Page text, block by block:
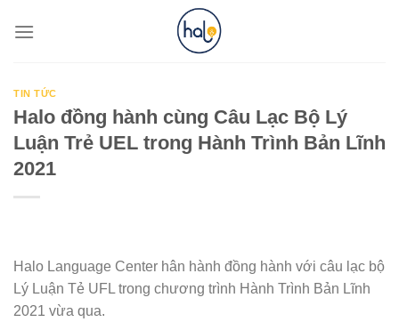
TIN TỨC
Halo đồng hành cùng Câu Lạc Bộ Lý
Luận Trẻ UEL trong Hành Trình Bản Lĩnh
2021
Halo Language Center hân hành đồng hành với câu lạc bộ
Lý Luận Tẻ UFL trong chương trình Hành Trình Bản Lĩnh
2021 vừa qua.